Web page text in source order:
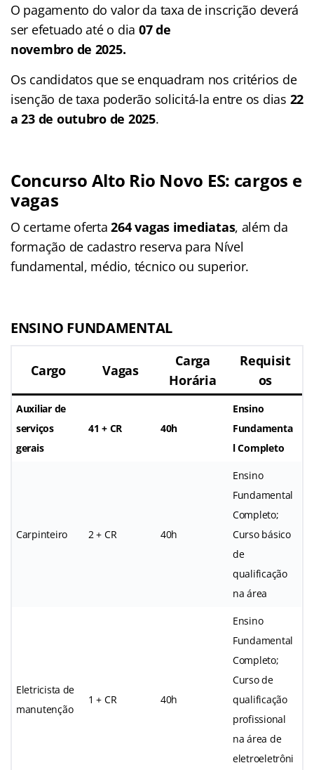
O pagamento do valor da taxa de inscrição deverá
ser efetuado até o dia 07 de
novembro de 2025.
Os candidatos que se enquadram nos critérios de
isenção de taxa poderão solicitá-la entre os dias 22
a 23 de outubro de 2025.
Concurso Alto Rio Novo ES: cargos e
vagas
O certame oferta264 vagas imediatas, além da
formação de cadastro reserva para Nível
fundamental, médio, técnico ou superior.
ENSINO FUNDAMENTAL
Cargo Vagas
Carga
Horária
Requisit
os
Auxiliar de
serviços
gerais
41 + CR 40h
Ensino
Fundamenta
l Completo
Carpinteiro 2 + CR 40h
Ensino
Fundamental
Completo;
Curso básico
de
qualificação
na área
Eletricista de
manutenção
1 + CR 40h
Ensino
Fundamental
Completo;
Curso de
qualificação
profissional
na área de
eletroeletrôni